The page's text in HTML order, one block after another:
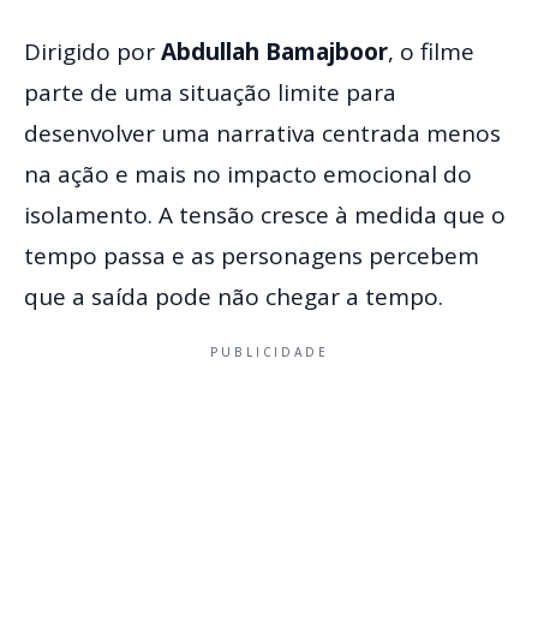
Dirigido porAbdullah Bamajboor, o filme
parte de uma situação limite para
desenvolver uma narrativa centrada menos
na ação e mais no impacto emocional do
isolamento. A tensão cresce à medida que o
tempo passa e as personagens percebem
que a saída pode não chegar a tempo.
PUBLICIDADE